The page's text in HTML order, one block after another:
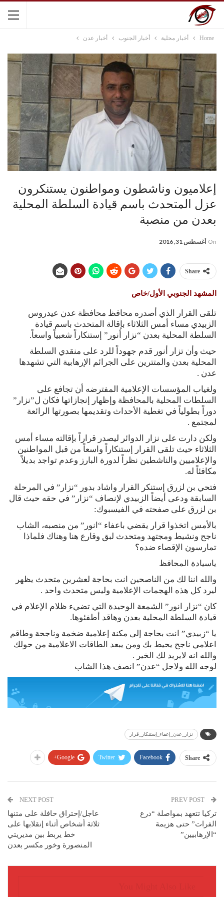
Home أخبار محلية أخبار الجنوب أخبار عدن
إعلاميون وناشطون ومواطنون يستنكرون
عزل المتحدث باسم قيادة السلطة المحلية
بعدن من منصبة
On أغسطس 31, 2016
Share
المشهد الجنوبي الأول/خاص
تلقى القرار الذي أصدره محافظ محافظة عدن عيدروس
الزبيدي مساء أمس الثلاثاء بإقالة المتحدث باسم قيادة
السلطة المحلية بعدن “نزار أنور” إستنكاراً شعبياً واسعاً.
حيث وأن تزار أنور قدم جهوداً للرد على منقدي السلطة
المحلية بعدن والمتترين على الجرائم الإرهابية التي تشهدها
عدن .
ولغياب المؤسسات الإعلامية المفترضه أن تجافع على
السلطات المحلية بالمحافظة وإظهار إنجازاتها فكان ل”نزار”
دوراً بطولياً في تغطية الأحداث وتقديمها بصورتها الرائعة
لمجتمع .
ولكن دارت على نزار الدوائر ليصدر قراراً بإقالته مساء أمس
الثلاثاء حيث تلقى القرار إستنكاراً واسعاً من قبل المواطنين
والإعلاميين والناشطين نظراً لدورة البارز وعدم تواجد بديلاً
مكافئاً له.
فتحي بن لزرق إستنكر القرار واشاد بدور “نزار” في المرحلة
السابقة ودعى أيضاً الزبيدي لإنصاف “نزار” في حقه حيث قال
بن لزرق على صفحته في الفيسبوك:
بالأمس اتخذوا قرار يقضي باعفاء “انور” من منصبه، الشاب
ناجح ونشيط ومجتهد ومتحدث لبق وقارع هنا وهناك فلماذا
تمارسون الإقصاء ضده؟
ياسيادة المحافظ
والله اننا لك من الناصحين انت بحاجة لعشرين متحدث يظهر
ليرد كل هذه الهجمات الإعلامية وليس متحدث واحد .
كان “نزار انور” الشمعة الوحيدة التي تضيء ظلام الإعلام في
قيادة السلطة المحلية بعدن وهاقد أطفئوها.
يا “زبيدي” انت بحاجة إلى مكنة إعلامية ضخمة وناجحة وطاقم
اعلامي ناجح يحيط بك ومن يبعد الطاقات الاعلامية من حولك
والله انه لايريد لك الخير .
لوجه الله ولاجل “عدن” انصف هذا الشاب
نزار_عدن_إعفاء_إستنكار_قرار
Share
Facebook
Twitter
Google+
تركيا تتعهد بمواصلة “درع
الفرات” حتى هزيمة
“الإرهابيين”
NEXT POST
عاجل/إحتراق حافلة على متنها
ثلاثة أشخاص أثناء إنقلابها على
خط يربط بين مديريتي
المنصورة وخور مكسر بعدن